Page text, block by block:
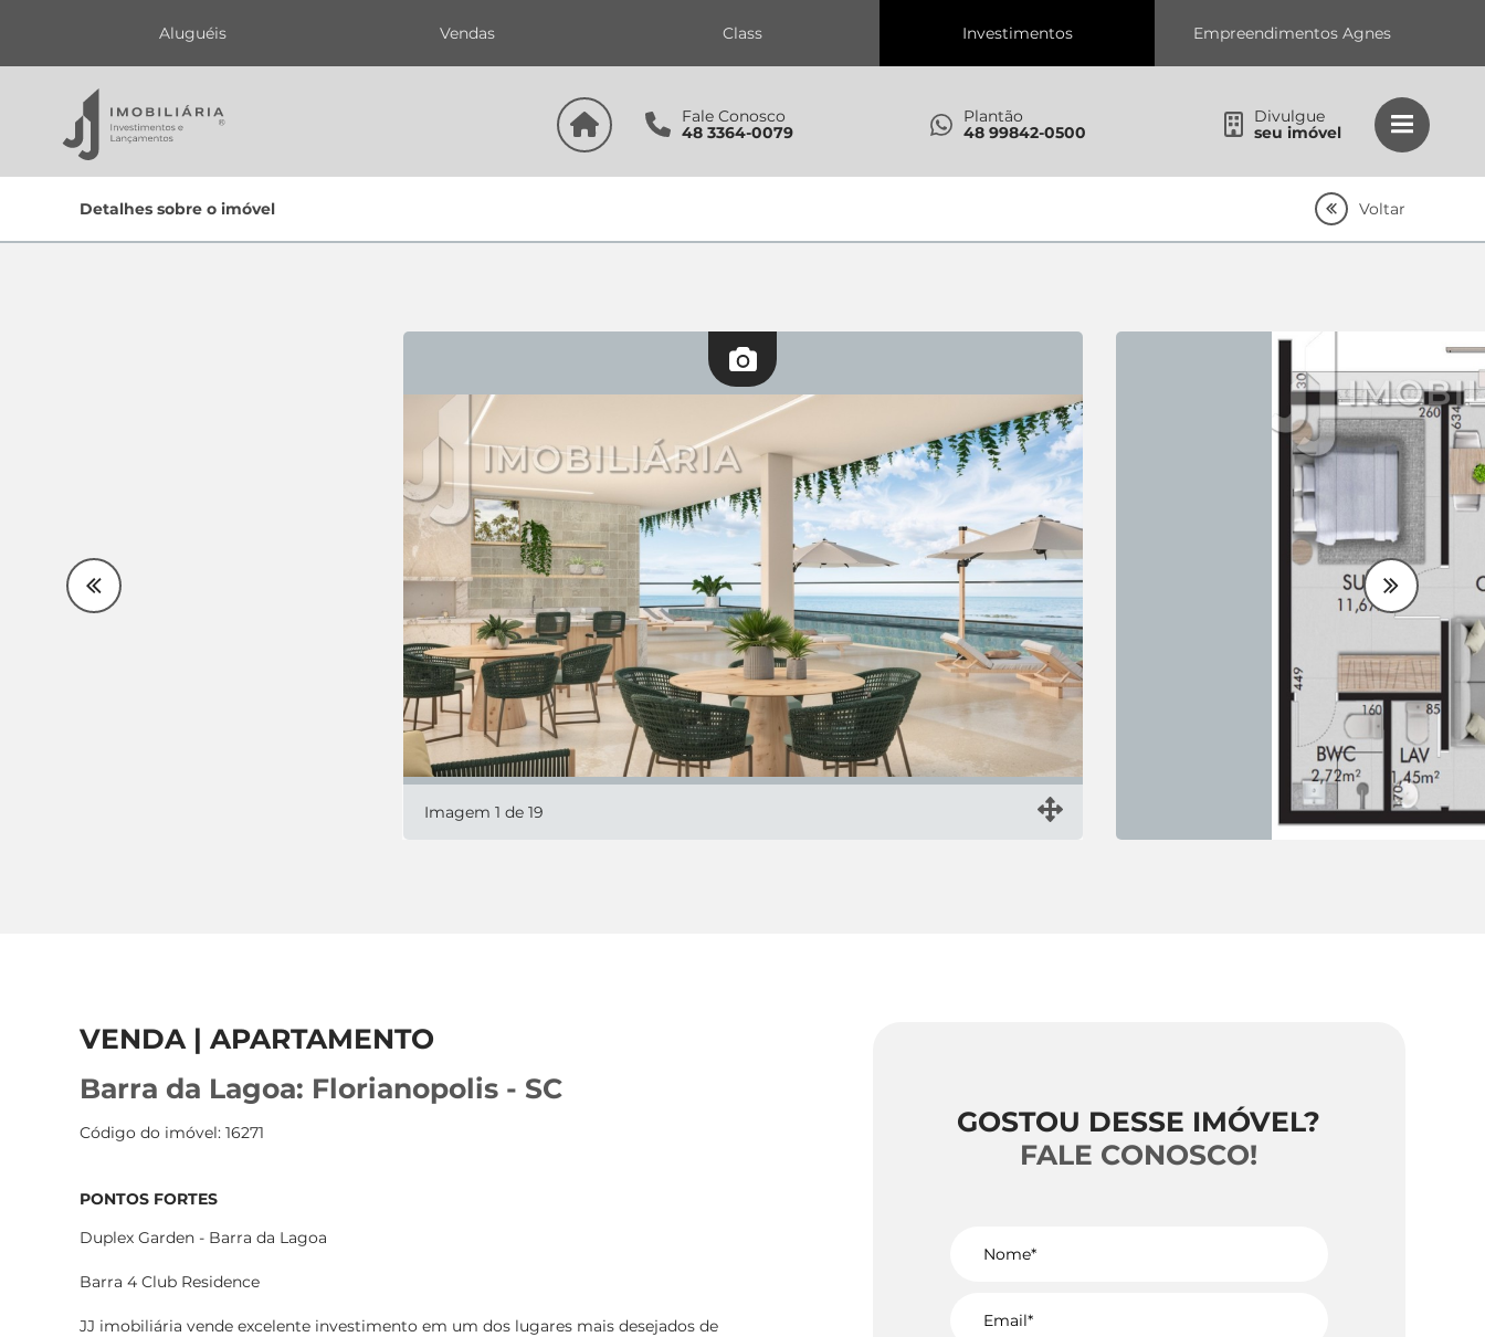
Aluguéis Vendas Class Investimentos Empreendimentos Agnes
Fale Conosco
48 3364-0079
Plantão
48 99842-0500
Divulgue
seu imóvel
Lançamentos
Detalhes sobre o imóvel Voltar
Imagem 1 de 19
VENDA | APARTAMENTO
Barra da Lagoa: Florianopolis - SC
Código do imóvel: 16271
PONTOS FORTES
Duplex Garden - Barra da Lagoa
Barra 4 Club Residence
JJ imobiliária vende excelente investimento em um dos lugares mais desejados de
GOSTOU DESSE IMÓVEL?
FALE CONOSCO!